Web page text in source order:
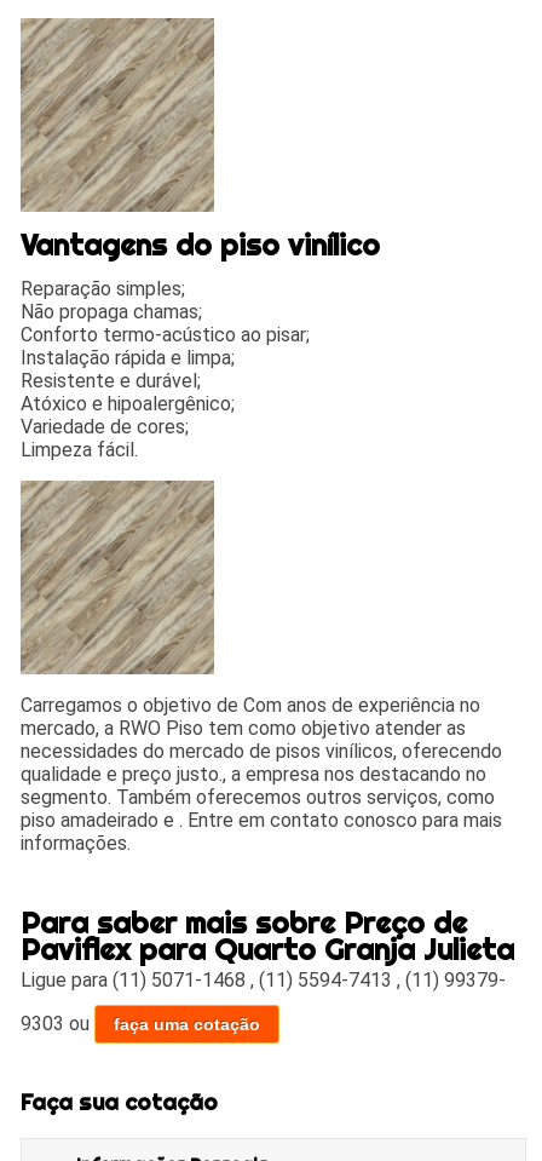
Vantagens do piso vinílico
Reparação simples;
Não propaga chamas;
Conforto termo-acústico ao pisar;
Instalação rápida e limpa;
Resistente e durável;
Atóxico e hipoalergênico;
Variedade de cores;
Limpeza fácil.
Carregamos o objetivo de Com anos de experiência no
mercado, a RWO Piso tem como objetivo atender as
necessidades do mercado de pisos vinílicos, oferecendo
qualidade e preço justo., a empresa nos destacando no
segmento. Também oferecemos outros serviços, como
piso amadeirado e . Entre em contato conosco para mais
informações.
Para saber mais sobre Preço de
Paviflex para Quarto Granja Julieta
Ligue para(11) 5071-1468 ,(11) 5594-7413 ,(11) 99379-
9303 ou faça uma cotação
Faça sua cotação